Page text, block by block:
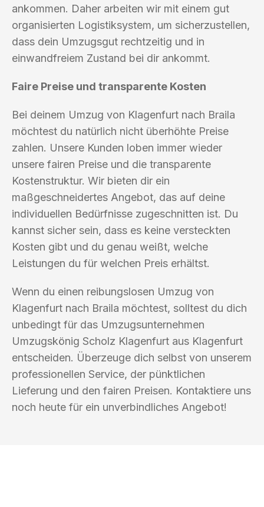
ankommen. Daher arbeiten wir mit einem gut
organisierten Logistiksystem, um sicherzustellen,
dass dein Umzugsgut rechtzeitig und in
einwandfreiem Zustand bei dir ankommt.
Faire Preise und transparente Kosten
Bei deinem Umzug von Klagenfurt nach Braila
möchtest du natürlich nicht überhöhte Preise
zahlen. Unsere Kunden loben immer wieder
unsere fairen Preise und die transparente
Kostenstruktur. Wir bieten dir ein
maßgeschneidertes Angebot, das auf deine
individuellen Bedürfnisse zugeschnitten ist. Du
kannst sicher sein, dass es keine versteckten
Kosten gibt und du genau weißt, welche
Leistungen du für welchen Preis erhältst.
Wenn du einen reibungslosen Umzug von
Klagenfurt nach Braila möchtest, solltest du dich
unbedingt für das Umzugsunternehmen
Umzugskönig Scholz Klagenfurt aus Klagenfurt
entscheiden. Überzeuge dich selbst von unserem
professionellen Service, der pünktlichen
Lieferung und den fairen Preisen. Kontaktiere uns
noch heute für ein unverbindliches Angebot!